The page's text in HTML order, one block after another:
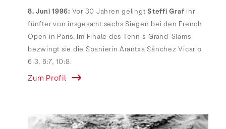
8. Juni 1996: Vor 30 Jahren gelingt Steffi Graf ihr
fünfter von insgesamt sechs Siegen bei den French
Open in Paris. Im Finale des Tennis-Grand-Slams
bezwingt sie die Spanierin Arantxa Sánchez Vicario
6:3, 6:7, 10:8.
Zum Profil